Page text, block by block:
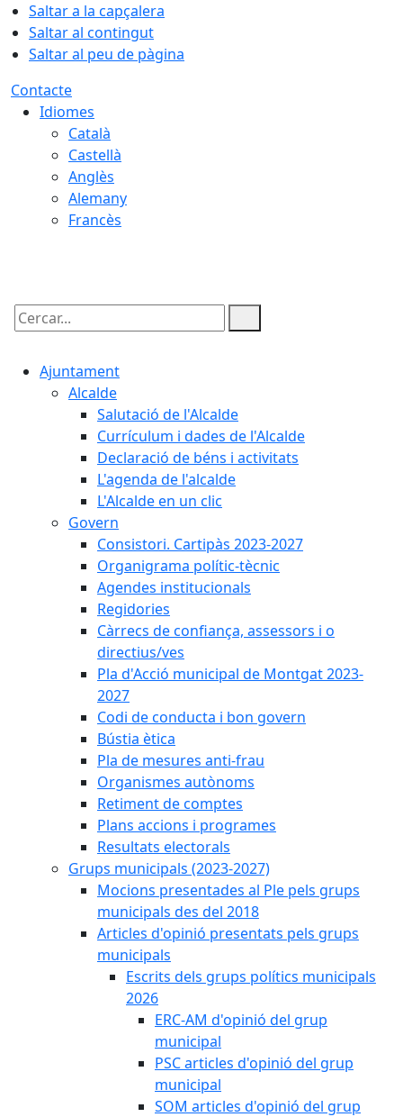
Saltar a la capçalera
Saltar al contingut
Saltar al peu de pàgina
Contacte
Idiomes
Català
Castellà
Anglès
Alemany
Francès
Cercar:
Ajuntament
Alcalde
Salutació de l'Alcalde
Currículum i dades de l'Alcalde
Declaració de béns i activitats
L'agenda de l'alcalde
L'Alcalde en un clic
Govern
Consistori. Cartipàs 2023-2027
Organigrama polític-tècnic
Agendes institucionals
Regidories
Càrrecs de confiança, assessors i o
directius/ves
Pla d'Acció municipal de Montgat 2023-
2027
Codi de conducta i bon govern
Bústia ètica
Pla de mesures anti-frau
Organismes autònoms
Retiment de comptes
Plans accions i programes
Resultats electorals
Grups municipals (2023-2027)
Mocions presentades al Ple pels grups
municipals des del 2018
Articles d'opinió presentats pels grups
municipals
Escrits dels grups polítics municipals
2026
ERC-AM d'opinió del grup
municipal
PSC articles d'opinió del grup
municipal
SOM articles d'opinió del grup